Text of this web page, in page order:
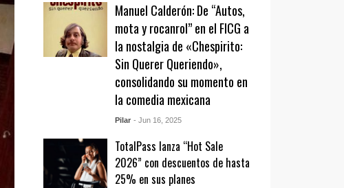
Manuel Calderón: De “Autos,
mota y rocanrol” en el FICG a
la nostalgia de «Chespirito:
Sin Querer Queriendo»,
consolidando su momento en
la comedia mexicana
Pilar - Jun 16, 2025
TotalPass lanza “Hot Sale
2026” con descuentos de hasta
25% en sus planes